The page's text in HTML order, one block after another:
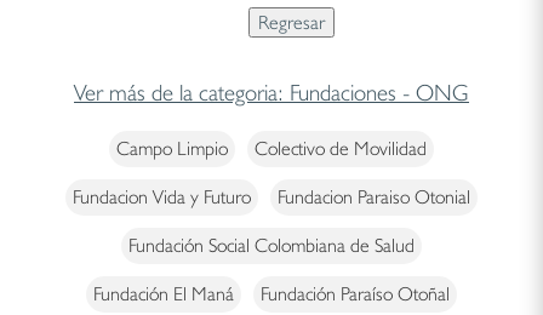
Ver más de la categoria: Fundaciones - ONG
Campo Limpio Colectivo de Movilidad
Fundacion Vida y Futuro Fundacion Paraiso Otonial
Fundación Social Colombiana de Salud
Fundación El Maná Fundación Paraíso Otoñal